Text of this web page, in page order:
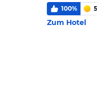
100% 5,9
Zum Hotel